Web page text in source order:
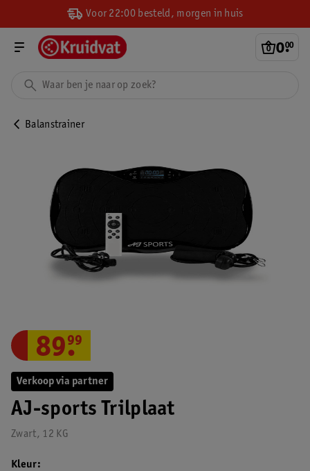
Voor 22:00 besteld, morgen in huis
0.
00
Balanstrainer
Verkoop via partner
AJ-sports Trilplaat
Zwart, 12 KG
89.
99
Kleur